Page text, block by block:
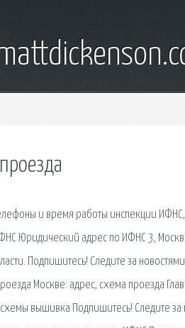
и время работы инспекции
Юридический адрес по ИФНС 3,
Подпишитесь! Следите за
Москве: адрес, схема проезда
вышивка Подпишитесь! Следите за